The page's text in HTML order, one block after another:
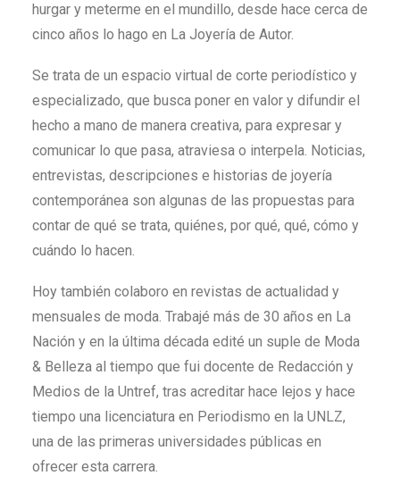
hurgar y meterme en el mundillo, desde hace cerca de
cinco años lo hago en La Joyería de Autor.
Se trata de un espacio virtual de corte periodístico y
especializado, que busca poner en valor y difundir el
hecho a mano de manera creativa, para expresar y
comunicar lo que pasa, atraviesa o interpela. Noticias,
entrevistas, descripciones e historias de joyería
contemporánea son algunas de las propuestas para
contar de qué se trata, quiénes, por qué, qué, cómo y
cuándo lo hacen.
Hoy también colaboro en revistas de actualidad y
mensuales de moda. Trabajé más de 30 años en La
Nación y en la última década edité un suple de Moda
& Belleza al tiempo que fui docente de Redacción y
Medios de la Untref, tras acreditar hace lejos y hace
tiempo una licenciatura en Periodismo en la UNLZ,
una de las primeras universidades públicas en
ofrecer esta carrera.